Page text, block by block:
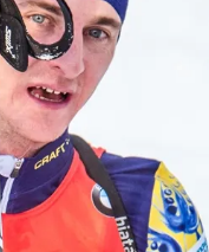
Moderní pětiboj
Motorsport
Olympijské hry
Parasport
Plavání